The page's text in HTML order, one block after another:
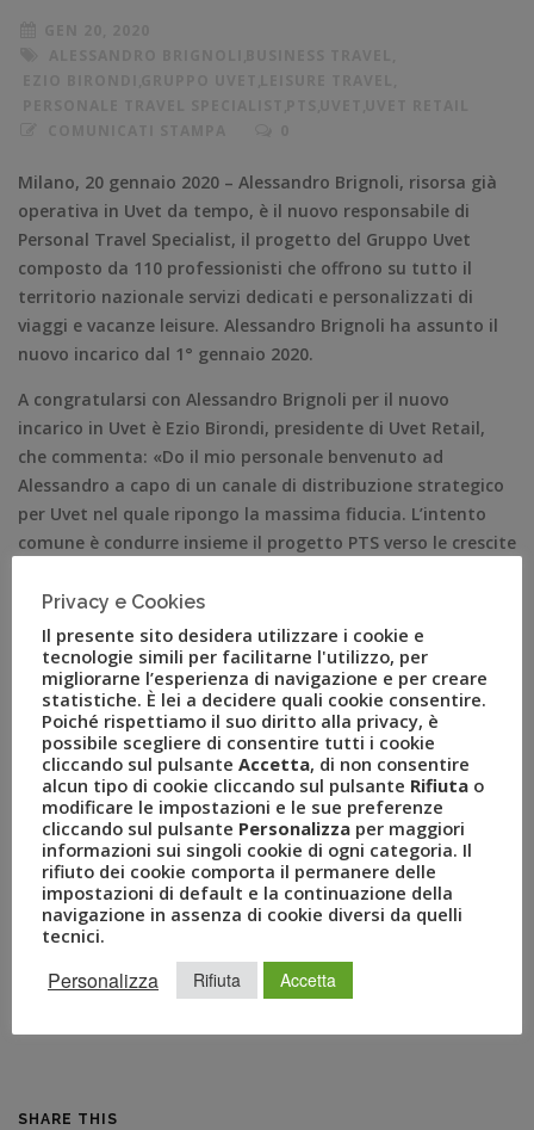
Milano, 20 gennaio 2020 – Alessandro Brignoli, risorsa già
operativa in Uvet da tempo, è il nuovo responsabile di
Personal Travel Specialist, il progetto del Gruppo Uvet
composto da 110 professionisti che offrono su tutto il
territorio nazionale servizi dedicati e personalizzati di
viaggi e vacanze leisure. Alessandro Brignoli ha assunto il
nuovo incarico dal 1° gennaio 2020.
A congratularsi con Alessandro Brignoli per il nuovo
incarico in Uvet è Ezio Birondi, presidente di Uvet Retail,
che commenta: «Do il mio personale benvenuto ad
Alessandro a capo di un canale di distribuzione strategico
per Uvet nel quale ripongo la massima fiducia. L’intento
comune è condurre insieme il progetto PTS verso le crescite
Alessandro Brignoli, classe 1980, è nato a Bergamo e ha
iniziato il suo percorso professionale in una delle principali
agenzie della città. In Uvet dal 2014, ha svolto l’incarico di
Direttore di Filiale, prima di ricoprire il ruolo di Senior Sales
Manager nella divisione Business Travel – Piccole e Medie
Imprese di Uvet Retail.
Personal Travel Specialist, nato a fine 2014, è un progetto
che – forte di oltre 6.000 clienti soddisfatti – testimonia
l’impegno di Uvet nell’ambito della distribuzione turistica,
anche verso canali più innovativi, moderni e
contemporanei.
Allegati
SHARE THIS
Privacy e Cookies
Il presente sito desidera utilizzare i cookie e
tecnologie simili per facilitarne l'utilizzo, per
migliorarne l’esperienza di navigazione e per creare
statistiche. È lei a decidere quali cookie consentire.
Poiché rispettiamo il suo diritto alla privacy, è
possibile scegliere di consentire tutti i cookie
cliccando sul pulsante Accetta, di non consentire
alcun tipo di cookie cliccando sul pulsante Rifiuta o
modificare le impostazioni e le sue preferenze
cliccando sul pulsante Personalizza per maggiori
informazioni sui singoli cookie di ogni categoria. Il
rifiuto dei cookie comporta il permanere delle
impostazioni di default e la continuazione della
navigazione in assenza di cookie diversi da quelli
tecnici.
Personalizza Rifiuta Accetta